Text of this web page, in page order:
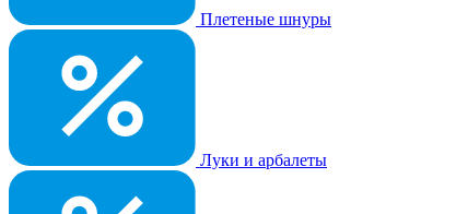
Плетеные шнуры
Луки и арбалеты